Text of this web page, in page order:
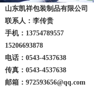
山东凯祥包装制品有限公司
联系人：李传贵
手机：13754789557
15206693878
电话：0543-4537638
传真：0543-4537638
邮箱：972593656@qq.com